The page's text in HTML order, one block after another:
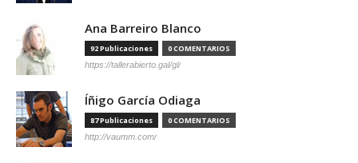
Ana Barreiro Blanco
92 Publicaciones 0 COMENTARIOS
https://tallerabierto.gal/gl/
Íñigo García Odiaga
87 Publicaciones 0 COMENTARIOS
http://vaumm.com/